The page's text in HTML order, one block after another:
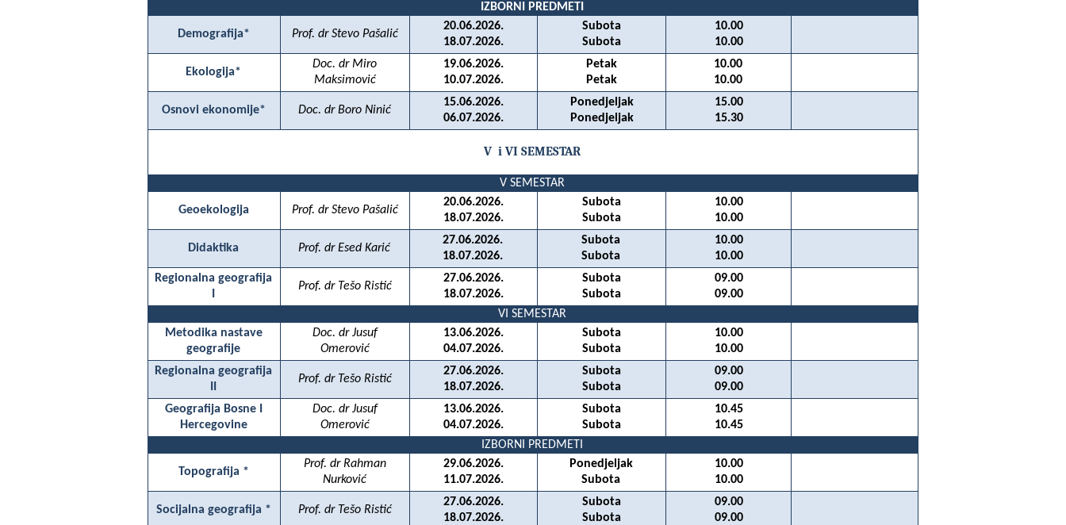
IZBORNI PREDMETI
Demografija* Prof. dr Stevo Pašalić
20.06.2026.
18.07.2026.
Subota
Subota
10.00
10.00
Ekologija*
Doc. dr Miro
Maksimović
19.06.2026.
10.07.2026.
Petak
Petak
10.00
10.00
Osnovi ekonomije* Doc. dr Boro Ninić
15.06.2026.
06.07.2026.
Ponedjeljak
Ponedjeljak
15.00
15.30
V i VI SEMESTAR
V SEMESTAR
Geoekologija Prof. dr Stevo Pašalić
20.06.2026.
18.07.2026.
Subota
Subota
10.00
10.00
Didaktika Prof. dr Esed Karić
27.06.2026.
18.07.2026.
Subota
Subota
10.00
10.00
Regionalna geografija
Prof. dr Tešo Ristić
27.06.2026.
18.07.2026.
Subota
Subota
09.00
09.00
VI SEMESTAR
Metodika nastave
geografije
Doc. dr Jusuf
Omerović
13.06.2026.
04.07.2026.
Subota
Subota
10.00
10.00
Regionalna geografija
Prof. dr Tešo Ristić
27.06.2026.
18.07.2026.
Subota
Subota
09.00
09.00
Geografija Bosne I
Hercegovine
Doc. dr Jusuf
Omerović
13.06.2026.
04.07.2026.
Subota
Subota
10.45
10.45
IZBORNI PREDMETI
Topografija *
Prof. dr Rahman
Nurković
29.06.2026.
11.07.2026.
Ponedjeljak
Subota
10.00
10.00
Socijalna geografija * Prof. dr Tešo Ristić
27.06.2026.
18.07.2026.
Subota
Subota
09.00
09.00